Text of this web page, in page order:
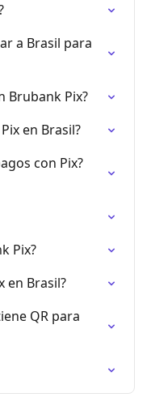
a Brasil para
Brubank Pix?
en Brasil?
con Pix?
Pix?
en Brasil?
QR para